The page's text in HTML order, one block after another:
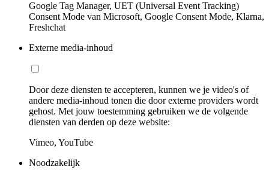
Google Tag Manager, UET (Universal Event Tracking)
Consent Mode van Microsoft, Google Consent Mode, Klarna,
Freshchat
Externe media-inhoud
Door deze diensten te accepteren, kunnen we je video's of
andere media-inhoud tonen die door externe providers wordt
gehost. Met jouw toestemming gebruiken we de volgende
diensten van derden op deze website:
Vimeo, YouTube
Noodzakelijk